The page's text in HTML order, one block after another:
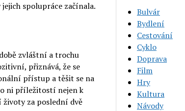
spolupráce začínala.
zvláštní a trochu
přiznává, že se
přístup a těšit se na
ni příležitostí nejen k
životy za poslední dvě
Bulvár
Bydlení
Cestování
Cyklo
Doprava
Film
Hry
Kultura
Návody